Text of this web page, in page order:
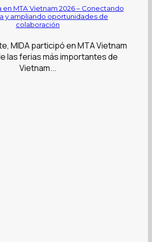
en MTA Vietnam 2026 – Conectando
y ampliando oportunidades de
colaboración
MIDA participó en MTA Vietnam
las ferias más importantes de
Vietnam...